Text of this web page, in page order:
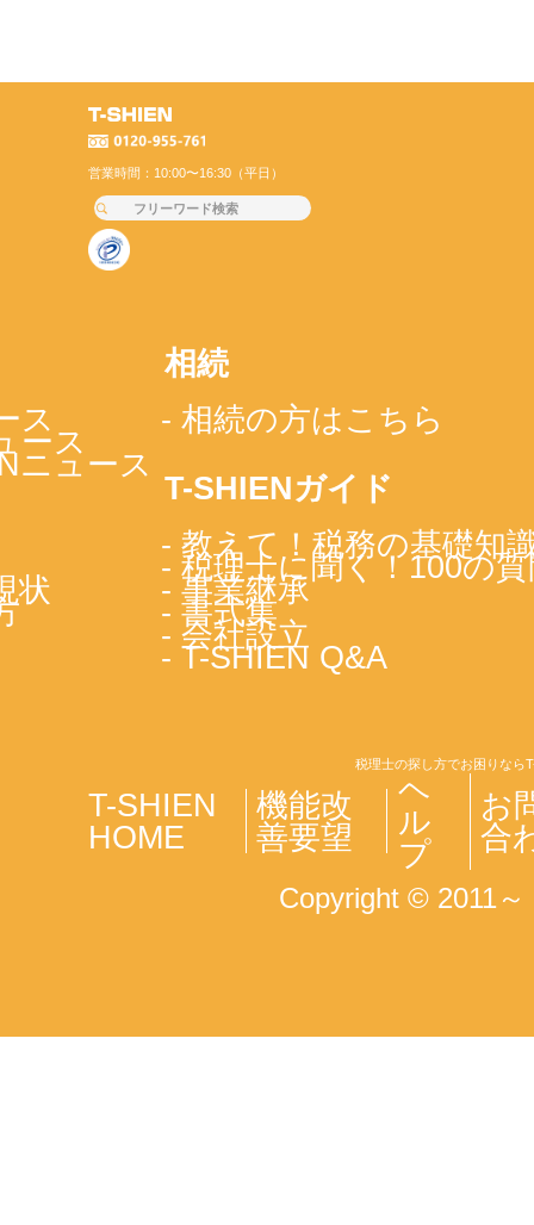
営業時間：10:00〜16:30（平日）
ス
ース
ニュース
状
相続
- 相続の方はこちら
T-SHIENガイド
- 教えて！税務の基礎知
- 税理士に聞く！100の
- 事業継承
- 書式集
- 会社設立
- T-SHIEN Q&A
税理士の探し方でお困りなら
T-SHIEN
HOME
機能改
善要望
ヘ
ル
プ
お
合
Copyright © 2011